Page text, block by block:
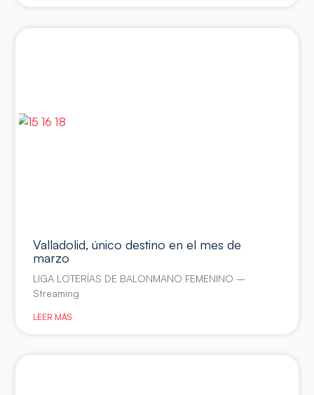
Valladolid, único destino en el mes de
marzo
LIGA LOTERÍAS DE BALONMANO FEMENINO –
Streaming
LEER MÁS